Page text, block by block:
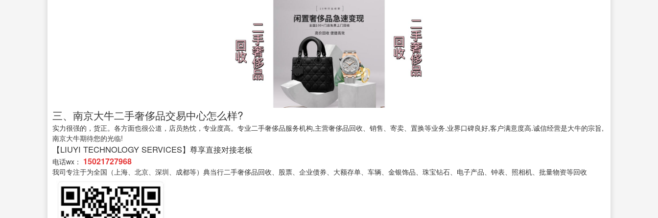
三、南京大牛二手奢侈品交易中心怎么样?
实力很强的，货正。各方面也很公道，店员热忱，专业度高。专业二手奢侈品服务机构,主营奢侈品回收、销售、寄卖、置换等业务.业界口碑良好,客户满意度高.诚信经营是大牛的宗旨,
南京大牛期待您的光临!
【LIUYI TECHNOLOGY SERVICES】尊享直接对接老板
电话wx： 15021727968
我司专注于为全国（上海、北京、深圳、成都等）典当行二手奢侈品回收、股票、企业债券、大额存单、车辆、金银饰品、珠宝钻石、电子产品、钟表、照相机、批量物资等回收